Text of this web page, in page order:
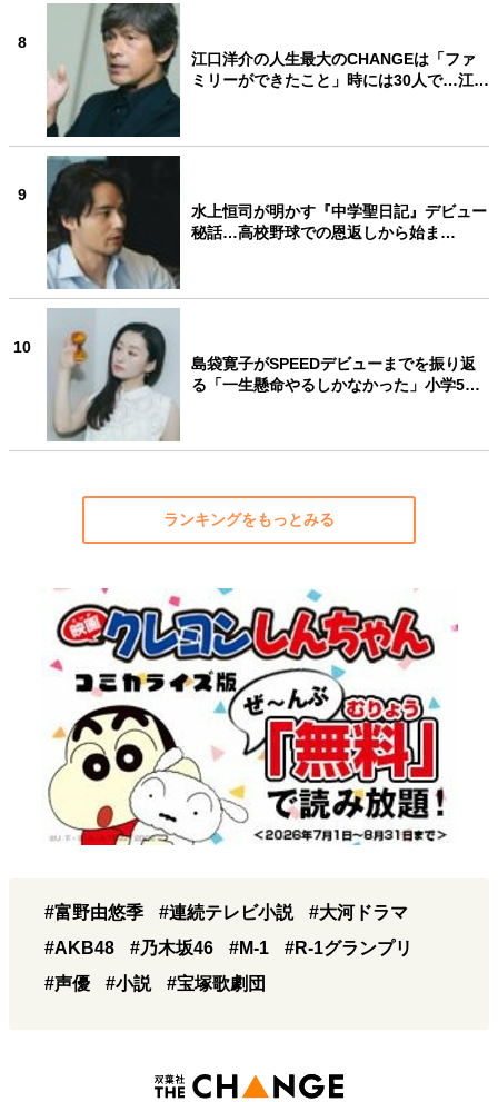
8
江口洋介の人生最大のCHANGEは「ファ
ミリーができたこと」時には30人で…江…
9
水上恒司が明かす『中学聖日記』デビュー
秘話…高校野球での恩返しから始ま…
10
島袋寛子がSPEEDデビューまでを振り返
る「一生懸命やるしかなかった」小学5…
ランキングをもっとみる
#富野由悠季 #連続テレビ小説
#大河ドラマ
#AKB48
#乃木坂46 #M-1
#R-1グランプリ
#声優
#小説 #宝塚歌劇団